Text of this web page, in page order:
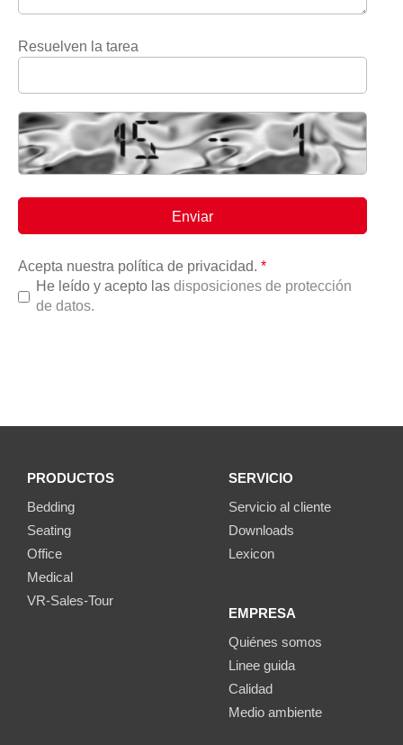
Resuelven la tarea
Acepta nuestra política de privacidad. *
He leído y acepto las disposiciones de protección
de datos.
PRODUCTOS
Bedding
Seating
Office
Medical
VR-Sales-Tour
SERVICIO
Servicio al cliente
Downloads
Lexicon
EMPRESA
Quiénes somos
Linee guida
Calidad
Medio ambiente